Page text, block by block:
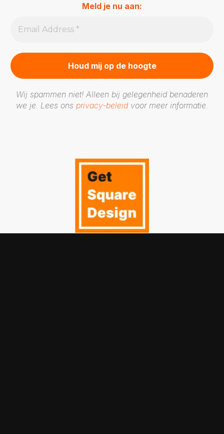
Meld je nu aan:
Wij spammen niet! Alleen bij gelegenheid benaderen
we je. Lees ons privacy-beleidvoor meer informatie.